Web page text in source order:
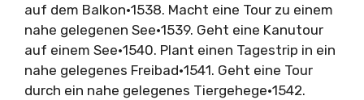
auf dem Balkon•1538. Macht eine Tour zu einem
nahe gelegenen See•1539. Geht eine Kanutour
auf einem See•1540. Plant einen Tagestrip in ein
nahe gelegenes Freibad•1541. Geht eine Tour
durch ein nahe gelegenes Tiergehege•1542.